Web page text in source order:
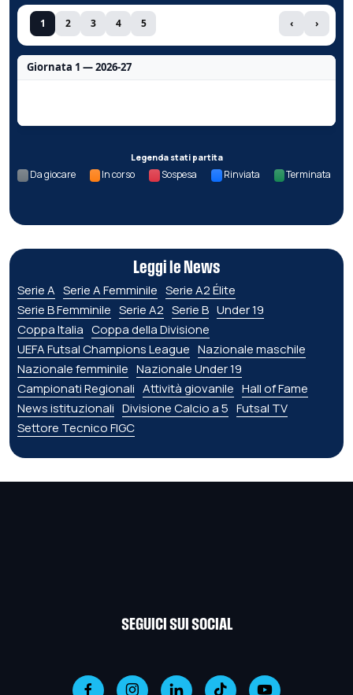
1 2 3 4 5 ‹ ›
Giornata 1 — 2026-27
Legenda stati partita
Da giocare In corso Sospesa Rinviata Terminata
Leggi le News
Serie A Serie A Femminile Serie A2 Élite
Serie B Femminile Serie A2 Serie B Under 19
Coppa Italia Coppa della Divisione
UEFA Futsal Champions League Nazionale maschile
Nazionale femminile Nazionale Under 19
Campionati Regionali Attività giovanile Hall of Fame
News istituzionali Divisione Calcio a 5 Futsal TV
Settore Tecnico FIGC
SEGUICI SUI SOCIAL